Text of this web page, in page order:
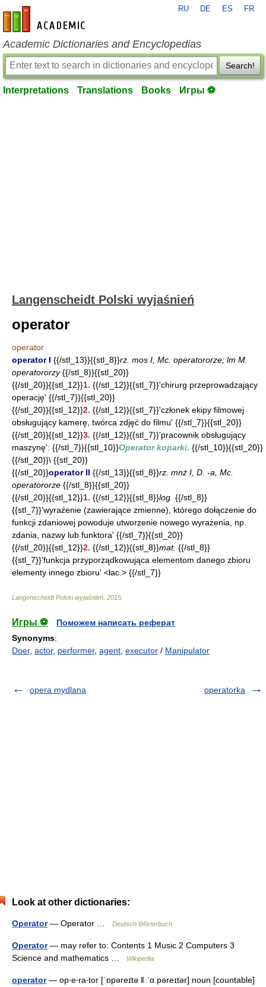
en-academic.com
RU DE ES FR
Academic Dictionaries and Encyclopedias
Search!
Interpretations Translations Books Игры ⚽
Langenscheidt Polski wyjaśnień
operator
operator
operator I {{/stl_13}}{{stl_8}}rz. mos I, Mc. operatororze; lm M.
operatororzy{{/stl_8}}{{stl_20}}
{{/stl_20}}{{stl_12}}1. {{/stl_12}}{{stl_7}}'chirurg przeprowadzający
operację' {{/stl_7}}{{stl_20}}
{{/stl_20}}{{stl_12}}2. {{/stl_12}}{{stl_7}}'członek ekipy filmowej
obsługujący kamerę, twórca zdjęć do filmu' {{/stl_7}}{{stl_20}}
{{/stl_20}}{{stl_12}}3. {{/stl_12}}{{stl_7}}'pracownik obsługujący
maszynę': {{/stl_7}}{{stl_10}}Operator koparki. {{/stl_10}}{{stl_20}}
{{/stl_20}}\ {{stl_20}}
{{/stl_20}}operator II {{/stl_13}}{{stl_8}}rz. mnż I, D. -a, Mc.
operatororze {{/stl_8}}{{stl_20}}
{{/stl_20}}{{stl_12}}1. {{/stl_12}}{{stl_8}}log. {{/stl_8}}
{{stl_7}}'wyrażenie (zawierające zmienne), którego dołączenie do
funkcji zdaniowej powoduje utworzenie nowego wyrażenia, np.
zdania, nazwy lub funktora' {{/stl_7}}{{stl_20}}
{{/stl_20}}{{stl_12}}2. {{/stl_12}}{{stl_8}}mat. {{/stl_8}}
{{stl_7}}'funkcja przyporządkowująca elementom danego zbioru
elementy innego zbioru' <łac.> {{/stl_7}}
Langenscheidt Polski wyjaśnień 2015
Игры ⚽
Поможем написать реферат
Synonyms:
Doer, actor, performer, agent executor / Manipulator
opera mydlana operatorka
Look at other dictionaries:
Operator— Operator … Deutsch Wörterbuch
Operator— may refer to: Contents 1 Music 2 Computers 3
Science and mathematics …
Wikipedia
operator— op‧e‧ra‧tor [ˈɒpəreɪtə ǁ ˈɑːpəreɪtər] noun [countable]